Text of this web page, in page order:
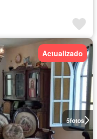
5fotos
Actualizado